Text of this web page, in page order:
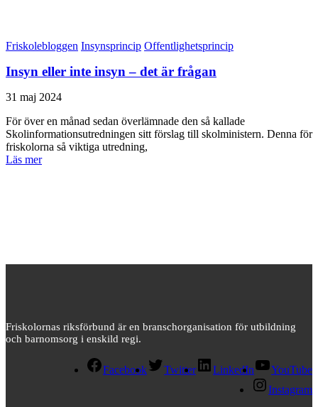
Friskolebloggen Insynsprincip Offentlighetsprincip
Insyn eller inte insyn – det är frågan
31 maj 2024
För över en månad sedan överlämnade den så kallade
Skolinformationsutredningen sitt förslag till skolministern. Denna för
friskolorna så viktiga utredning,
Läs mer
Friskolornas riksförbund är en branschorganisation för utbildning
och barnomsorg i enskild regi.
Facebook Twitter LinkedIn
YouTube
Instagram